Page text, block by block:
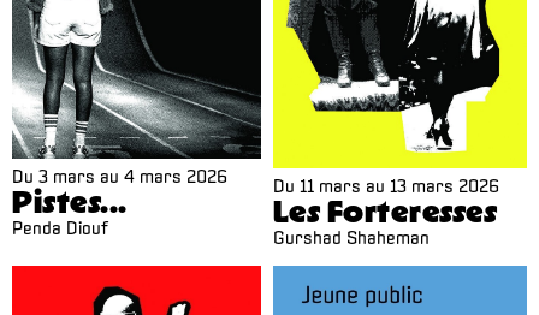
Du 3 mars au 4 mars 2026
Pistes...
Penda Diouf
Du 11 mars au 13 mars 2026
Les Forteresses
Gurshad Shaheman